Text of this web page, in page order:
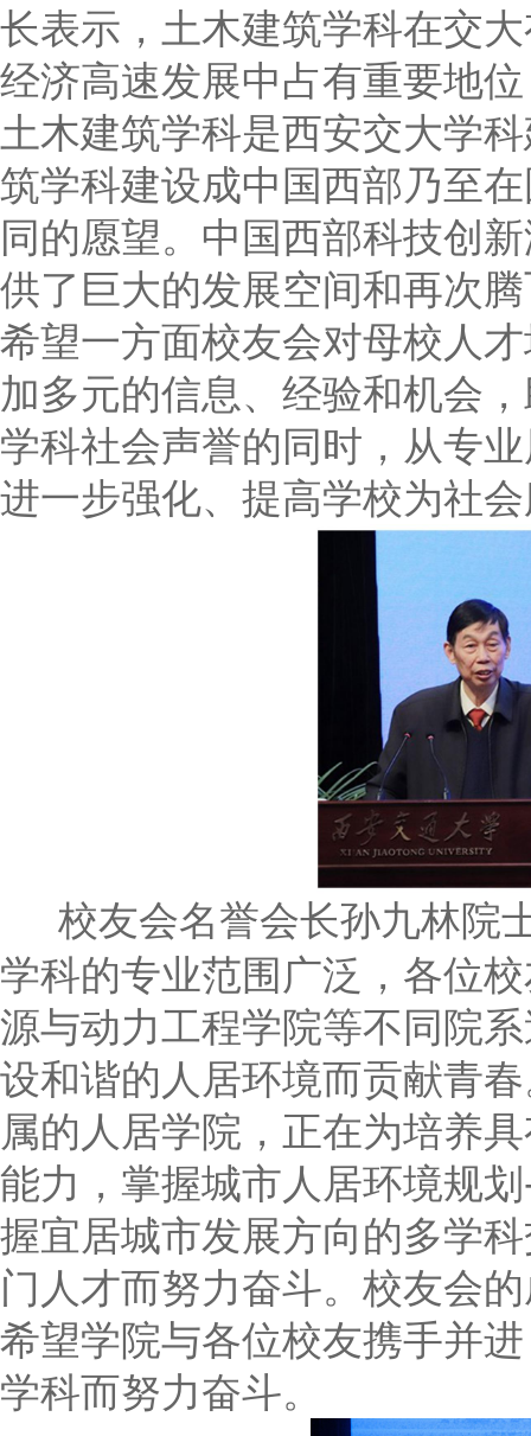
长表示，土木建筑学科在交
经济高速发展中占有重要地
土木建筑学科是西安交大学
筑学科建设成中国西部乃至
同的愿望。中国西部科技创
供了巨大的发展空间和再次
希望一方面校友会对母校人
加多元的信息、经验和机会
学科社会声誉的同时，从专
进一步强化、提高学校为社
校友会名誉会长孙九林院
学科的专业范围广泛，各位
源与动力工程学院等不同院
设和谐的人居环境而贡献青
属的人居学院，正在为培养
能力，掌握城市人居环境规
握宜居城市发展方向的多学
门人才而努力奋斗。校友会
希望学院与各位校友携手并
学科而努力奋斗。